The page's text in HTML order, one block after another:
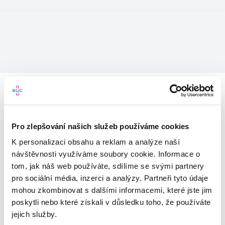
Pro zlepšování našich služeb používáme cookies
K personalizaci obsahu a reklam a analýze naší
návštěvnosti využíváme soubory cookie. Informace o
tom, jak náš web používáte, sdílíme se svými partnery
pro sociální média, inzerci a analýzy. Partneři tyto údaje
mohou zkombinovat s dalšími informacemi, které jste jim
poskytli nebo které získali v důsledku toho, že používáte
jejich služby.
Vítejte v mojeEUC